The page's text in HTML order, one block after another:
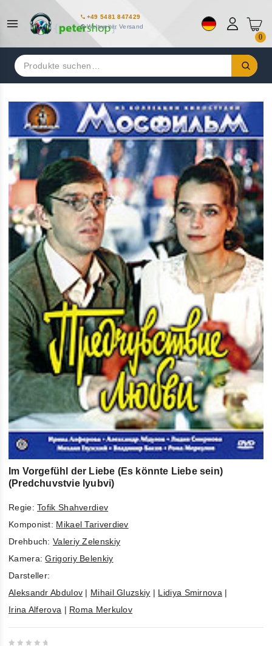
+49 5481 847429
Weltweiter Versand
0
Suchen
nach:
Im Vorgefühl der Liebe (Es könnte Liebe sein)
(Predchuvstvie lyubvi)
Regie:Tofik Shahverdiev
Komponist: Mikael Tariverdiev
Drehbuch:Valeriy Zelenskiy
Kamera:Grigoriy Belenkiy
Darsteller:
Aleksandr Abdulov | Mihail Gluzskiy | Lidiya Smirnova |
Irina Alferova | Roma Merkulov